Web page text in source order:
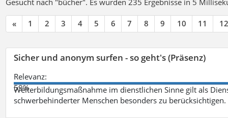
« 1 2 3 4 5 6 7 8 9 10 11 12
Sicher und anonym surfen - so geht's (Präsenz)
Relevanz:
59%
Weiterbildungsmaßnahme im dienstlichen Sinne gilt als
schwerbehinderter Menschen besonders zu berücksichtigen.